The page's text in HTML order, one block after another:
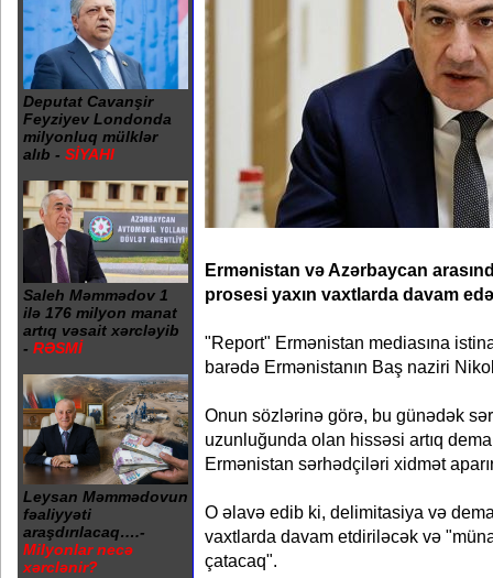
Deputat Cavanşir
Feyziyev Londonda
milyonluq mülklər
alıb - SİYAHI
Saleh Məmmədov 1
ilə 176 milyon manat
artıq vəsait xərcləyib
- RƏSMİ
Leysan Məmmədovun
fəaliyyəti
araşdırılacaq….-
Milyonlar necə
xərclənir?
Ermənistan və Azərbaycan
prosesi yaxın vaxtlarda davam
"Report" Ermənistan mediasına
barədə Ermənistanın Baş naziri
Onun sözlərinə görə, bu günədək
uzunluğunda olan hissəsi artıq
Ermənistan sərhədçiləri xidmət
O əlavə edib ki, delimitasiya və
vaxtlarda davam etdiriləcək və
çatacaq".